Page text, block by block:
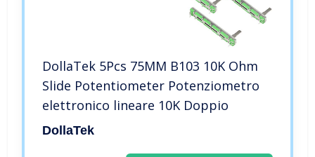
DollaTek 5Pcs 75MM B103 10K Ohm
Slide Potentiometer Potenziometro
elettronico lineare 10K Doppio
DollaTek